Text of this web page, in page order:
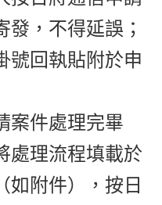
發，不得延誤；
號回執貼附於申
案件處理完畢
處理流程填載於
如附件），按日